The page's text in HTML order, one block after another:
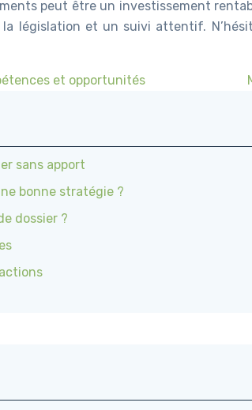
peut être un investissement
législation et un suivi attentif.
et opportunités
sans apport
bonne stratégie ?
dossier ?